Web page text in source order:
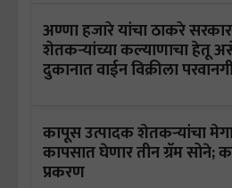
अण्णा हजारे यांचा ठाकरे
शेतकऱ्यांच्या कल्याणाचा हेतू
दुकानात वाईन विक्रीला
कापूस उत्पादक शेतकऱ्यांचा
कापसात घेणार तीन ग्रॅम
प्रकरण